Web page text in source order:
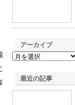
アーカイブ
最近の記事